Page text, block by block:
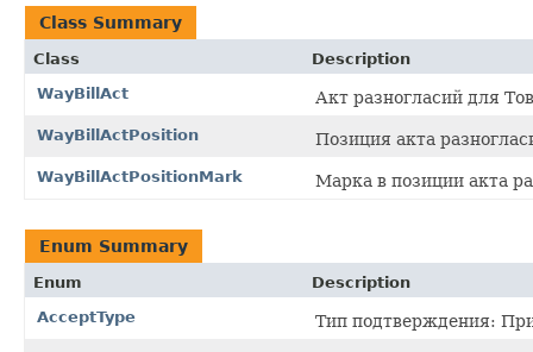
Class Summary
Class
Description
WayBillAct
Акт разногласий для
WayBillActPosition Позиция акта
WayBillActPositionMark Марка в позиции акта
Enum Summary
Enum
Description
AcceptType
Тип подтверждения: